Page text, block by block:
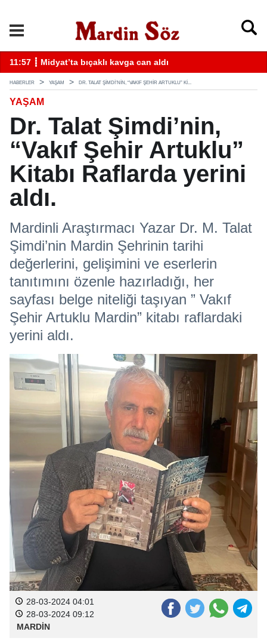
11:57 ┋ Midyat’ta bıçaklı kavga can aldı
HABERLER YAŞAM DR. TALAT ŞIMDI’NIN, “VAKIF ŞEHIR ARTUKLU” KI...
YAŞAM
Dr. Talat Şimdi’nin,
“Vakıf Şehir Artuklu”
Kitabı Raflarda yerini
aldı.
Mardinli Araştırmacı Yazar Dr. M. Talat
Şimdi’nin Mardin Şehrinin tarihi
değerlerini, gelişimini ve eserlerin
tanıtımını özenle hazırladığı, her
sayfası belge niteliği taşıyan ” Vakıf
Şehir Artuklu Mardin” kitabı raflardaki
yerini aldı.
28-03-2024 04:01
28-03-2024 09:12
MARDİN